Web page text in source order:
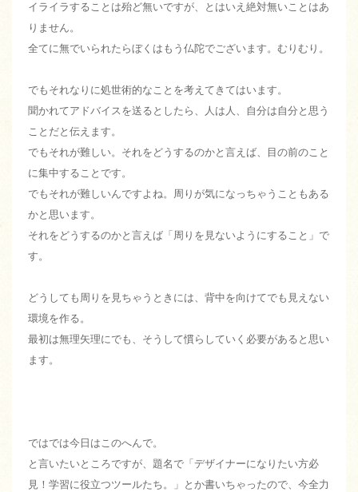
イライラすることは殆ど無いですが、とはいえ絶対無いことはあ
りません。
全てに無でいられたらぼくはもう仏陀でございます。むりむり。
でもそれなりに処世術的なことを考えてきてはいます。
聞かれてアドバイスを送るとしたら、人は人、自分は自分と思う
ことだと伝えます。
でもそれが難しい。それをどうするのかと言えば、目の前のこと
に集中することです。
でもそれが難しいんですよね。周りが気になっちゃうこともある
かと思います。
それをどうするのかと言えば「周りを見ないようにすること」で
す。
どうしても周りを見ちゃうときには、背中を向けてでも見えない
環境を作る。
最初は無理矢理にでも、そうして慣らしていく必要があると思い
ます。
ではでは今日はこのへんで。
と言いたいところですが、題名で「デザイナーになりたい方必
見！学習に役立つツールたち。」とか書いちゃったので、今全力